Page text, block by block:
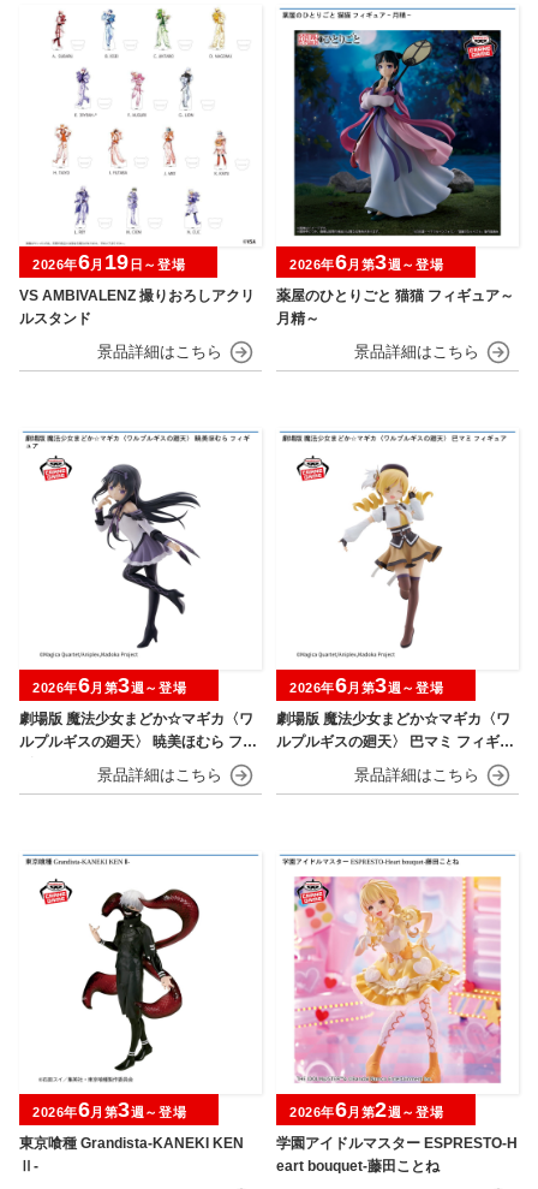
VS AMBIVALENZ 撮りおろしアクリ
ルスタンド
2026年6月 19 日～登場
薬屋のひとりごと 猫猫 フィギュア～
月精～
2026年6月第3週～登場
劇場版 魔法少女まどか☆マギカ〈ワ
ルプルギスの廻天〉 暁美ほむら フィ
2026年6月第3週～登場
劇場版 魔法少女まどか☆マギカ〈ワ
ルプルギスの廻天〉 巴マミ フィギュ
2026年6月第3週～登場
東京喰種 Grandista-KANEKI KEN
Ⅱ-
2026年6月第3週～登場
学園アイドルマスター ESPRESTO-H
eart bouquet-藤田ことね
2026年6月第2週～登場